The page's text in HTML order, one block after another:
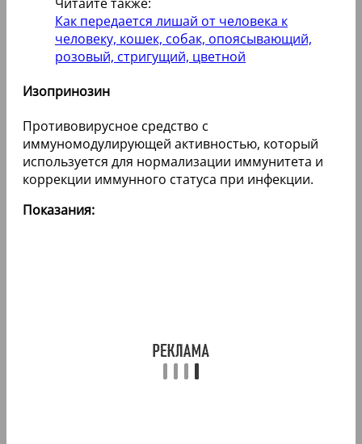
Как передается лишай от человека к
человеку, кошек, собак, опоясывающий,
розовый, стригущий, цветной
Изопринозин
Противовирусное средство с
иммуномодулирующей активностью, который
используется для нормализации иммунитета и
коррекции иммунного статуса при инфекции.
Показания: